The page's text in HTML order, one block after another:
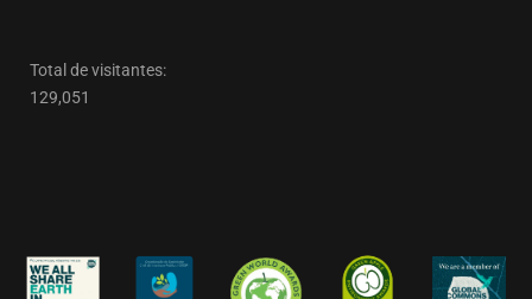
Total de visitantes:
129,051